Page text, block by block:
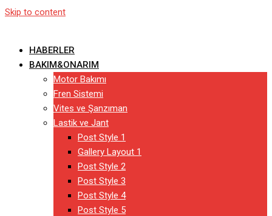
Skip to content
HABERLER
BAKIM&ONARIM
Motor Bakımı
Fren Sistemi
Vites ve Şanzıman
Lastik ve Jant
Post Style 1
Gallery Layout 1
Post Style 2
Post Style 3
Post Style 4
Post Style 5